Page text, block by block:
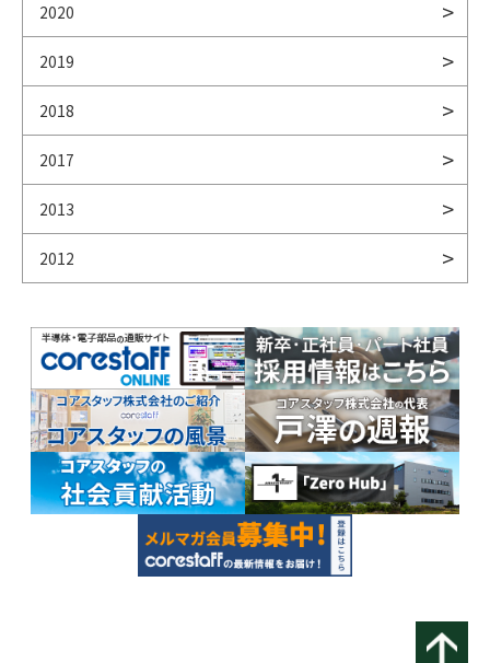
2020
2019
2018
2017
2013
2012